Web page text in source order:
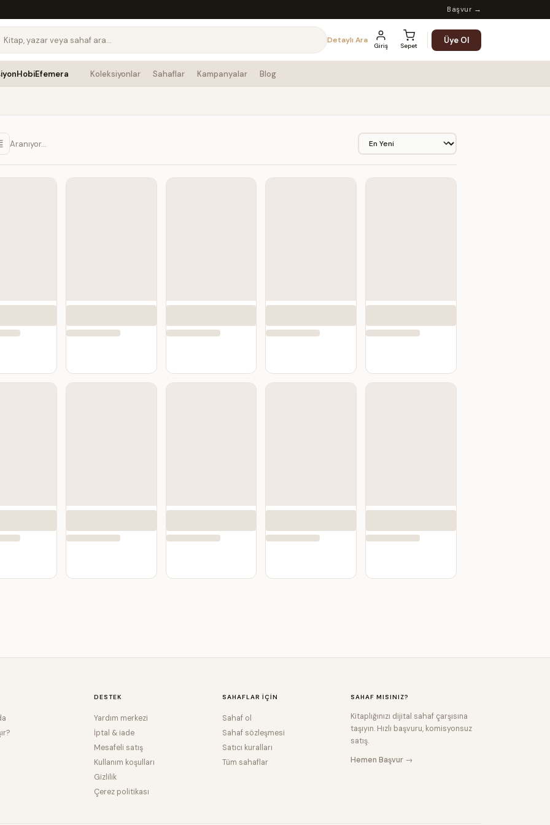
Başvur →
Detaylı Ara
Giriş Sepet
Üye Ol
HobiEfemera Koleksiyonlar Sahaflar Kampanyalar Blog
Aranıyor…
DESTEK
Yardım merkezi
İptal & iade
Mesafeli satış
Kullanım koşulları
Gizlilik
Çerez politikası
SAHAFLAR IÇIN
Sahaf ol
Sahaf sözleşmesi
Satıcı kuralları
Tüm sahaflar
SAHAF MISINIZ?
Kitaplığınızı dijital sahaf çarşısına
taşıyın. Hızlı başvuru, komisyonsuz
satış.
Hemen Başvur →